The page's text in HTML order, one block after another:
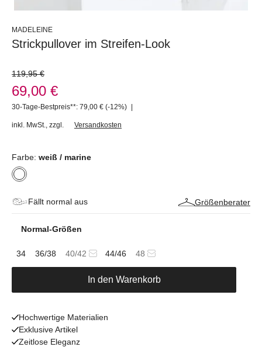
MADELEINE
Strickpullover im Streifen-Look
119,95 €
69,00 €
30-Tage-Bestpreis**: 79,00 € (-12%) |
inkl. MwSt. zzgl. Versandkosten
Farbe: weiß / marine
Fällt normal aus Größenberater
Normal-Größen
34 36/38 40/42 44/46 48
In den Warenkorb
Hochwertige Materialien
Exklusive Artikel
Zeitlose Eleganz